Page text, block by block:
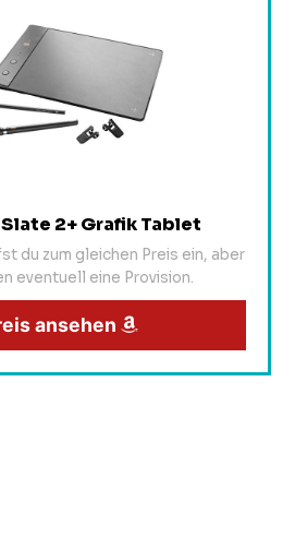
2+ Grafik Tablet
du zum gleichen Preis ein, aber
eventuell eine Provision.
ansehen